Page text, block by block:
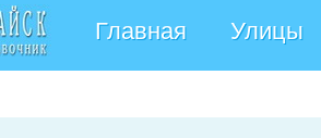
Главная Улицы